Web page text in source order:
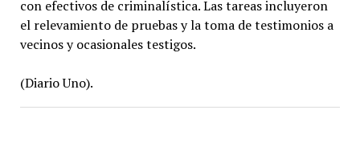
con efectivos de criminalística. Las tareas incluyeron
el relevamiento de pruebas y la toma de testimonios a
vecinos y ocasionales testigos.
(Diario Uno).